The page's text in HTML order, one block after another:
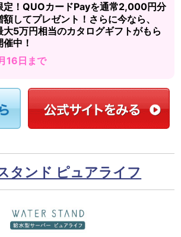
定！QUOカードPayを通常2,000円分
してプレゼント！さらに今なら、
大5万円相当のカタログギフトがもら
中！
16日まで
タンド ピュアライフ